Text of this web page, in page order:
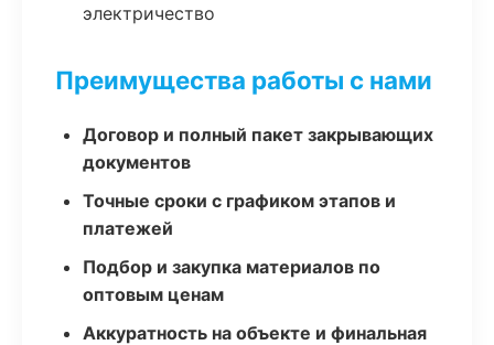
электричество
Преимущества работы с нами
Договор и полный пакет закрывающих
документов
Точные сроки с графиком этапов и
платежей
Подбор и закупка материалов по
оптовым ценам
Аккуратность на объекте и финальная